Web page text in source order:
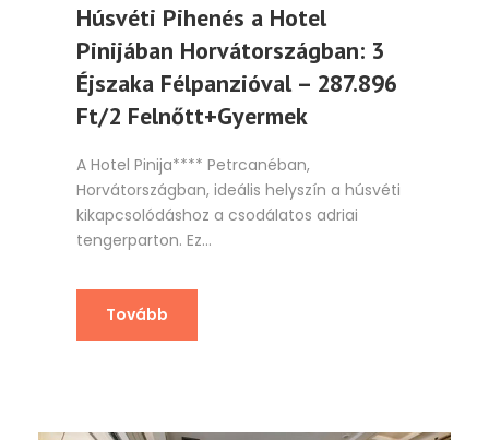
Húsvéti Pihenés a Hotel
Pinijában Horvátországban: 3
Éjszaka Félpanzióval – 287.896
Ft/2 Felnőtt+Gyermek
A Hotel Pinija**** Petrcanéban,
Horvátországban, ideális helyszín a húsvéti
kikapcsolódáshoz a csodálatos adriai
tengerparton. Ez...
Tovább